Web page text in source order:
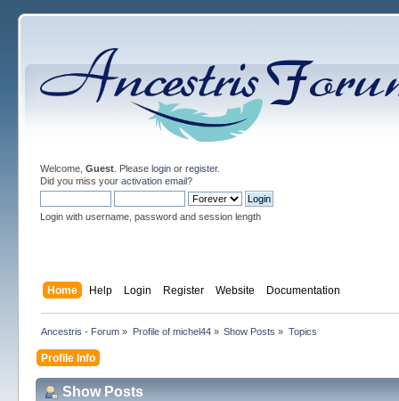
Welcome, Guest. Please loginor register.
Did you miss your activation email?
Login with username, password and session length
Home Help Login Register Website Documentation
Ancestris - Forum » Profile of michel44» Show Posts » Topics
Profile Info
Show Posts